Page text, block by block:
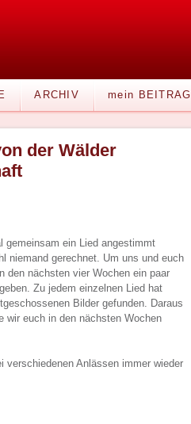
ARCHIV mein BEITRAG
der Wälder
ein Lied angestimmt
niemand gerechnet. Um uns und euch
den nächsten vier Wochen ein paar
Zu jedem einzelnen Lied hat
Bilder gefunden. Daraus
wir euch in den nächsten Wochen
verschiedenen Anlässen immer wieder